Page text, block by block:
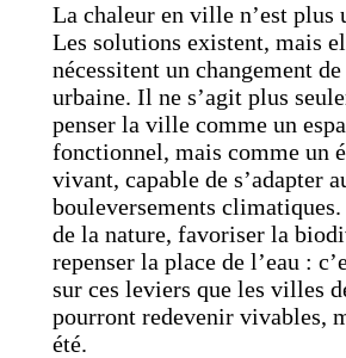
La chaleur en ville n’est plus
Les solutions existent, mais
nécessitent un changement
urbaine. Il ne s’agit plus
penser la ville comme un
fonctionnel, mais comme un
vivant, capable de s’adapter
bouleversements
de la nature, favoriser la
repenser la place de l’eau :
sur ces leviers que les villes
pourront redevenir vivables,
été.